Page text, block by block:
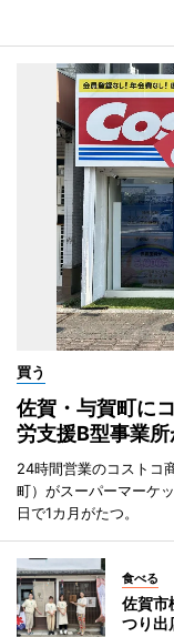
買う
佐賀・与賀町に
労支援B型事業
24時間営業のコストコ
町）がスーパーマーケ
日で1カ月がたつ。
食べる
佐賀市
つり出